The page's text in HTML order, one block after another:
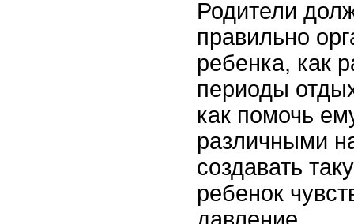
Родители
правильно
ребенка, как
периоды
как помочь
различными
создавать
ребенок